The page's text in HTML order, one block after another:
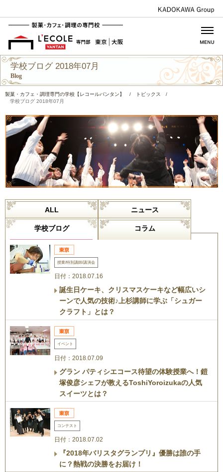
学校ブログ 2018年07月
Blog
製菓・カフェ・調理専門の学校【レコールバンタン】 / トピックス
/
学校ブログ 2018年07月
ALL ニュース
学校ブログ コラム
授業/特別講師/講演会
日付：2018.07.16
誕生日ケーキ、クリスマスケーキなど幅広いシ
ーンで人気の技術♪上杉講師に学ぶ「シュガー
クラフト」とは？
イベント
日付：2018.07.09
グラン パティシエコース待望の体験授業へ！鎧
塚俊彦シェフが教えるToshiYoroizukaの人気
スイーツとは？
コンテスト
日付：2018.07.02
『2018年バリスタグランプリ』優勝は誰の手
に？熱戦の決勝をお届け！